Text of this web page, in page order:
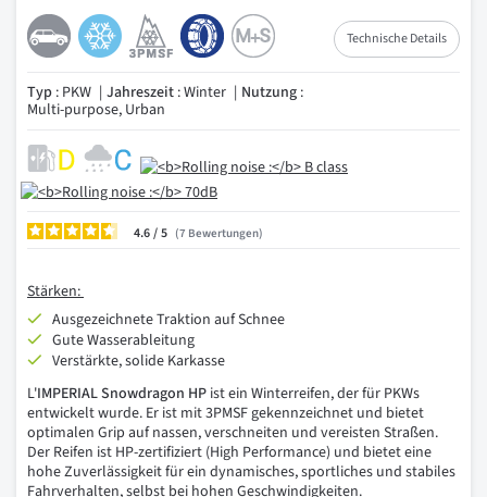
Technische Details
Typ : PKW Jahreszeit : Winter Nutzung :
Multi-purpose, Urban
4.6/ 7 Bewertungen
Stärken:
Ausgezeichnete Traktion auf Schnee
Gute Wasserableitung
Verstärkte, solide Karkasse
L'IMPERIAL Snowdragon HP ist ein Winterreifen, der für PKWs
entwickelt wurde. Er ist mit 3PMSF gekennzeichnet und bietet
optimalen Grip auf nassen, verschneiten und vereisten Straßen.
Der Reifen ist HP-zertifiziert (High Performance) und bietet eine
hohe Zuverlässigkeit für ein dynamisches, sportliches und stabiles
Fahrverhalten, selbst bei hohen Geschwindigkeiten.